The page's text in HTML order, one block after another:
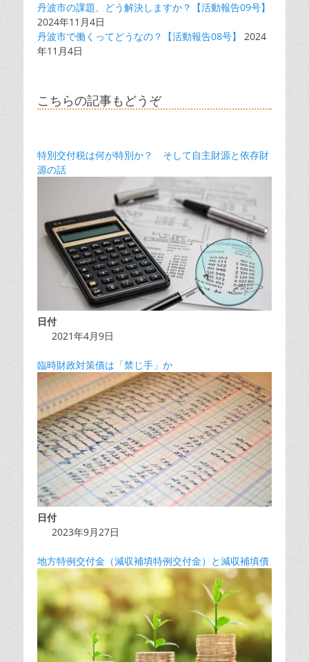
丹波市の課題、どう解決しますか？【活動報告09号】
2024年11月4日
丹波市で働くってどうなの？【活動報告08号】
2024
年11月4日
こちらの記事もどうぞ
特別交付税は何が特別か？ そして自主財源と依存財
源の話
日付
2021年4月9日
臨時財政対策債は「禁じ手」か
日付
2023年9月27日
地方特例交付金（減収補填特例交付金）と減収補填債